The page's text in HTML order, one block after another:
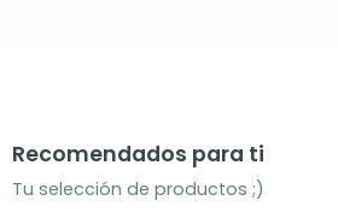
Recomendados para ti
Tu selección de productos ;)